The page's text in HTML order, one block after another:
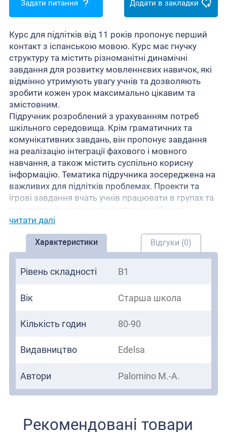
Задати питання Додати в закладки
Курс для підлітків від 11 років пропонує перший
контакт з іспанською мовою. Курс має гнучку
структуру та містить різноманітні динамічні
завдання для розвитку мовленнєвих навичок, які
відмінно утримують увагу учнів та дозволяють
зробити кожен урок максимально цікавим та
змістовним.
Підручник розроблений з урахуванням потреб
шкільного середовища. Крім граматичних та
комунікативних завдань, він пропонує завдання
на реалізацію інтеграції фахового і мовного
навчання, а також містить суспільно корисну
інформацію. Тематика підручника зосереджена на
важливих для підлітків проблемах. Проекти та
ігрові завдання вчать учнів працювати в групах та
допомагають розвинути їх творчі здібності.
Підручник містить 6 модулів по три уроки, а також
міждисциплінарну і культурологічну інформацію, а
також оснащений кодом доступу в онлайн-кабінет
Zona estudiante, де представлені аудіозаписи для
прослуховування усних вправ підручника і
робочого зошита, додаткові завдання, електронна
читати далі
Характеристики Відгуки (0)
Рівень складності B1
Вік Старша школа
Кількість годин 80-90
Видавництво Edelsa
Автори Palomino M.-A.
Рекомендовані товари